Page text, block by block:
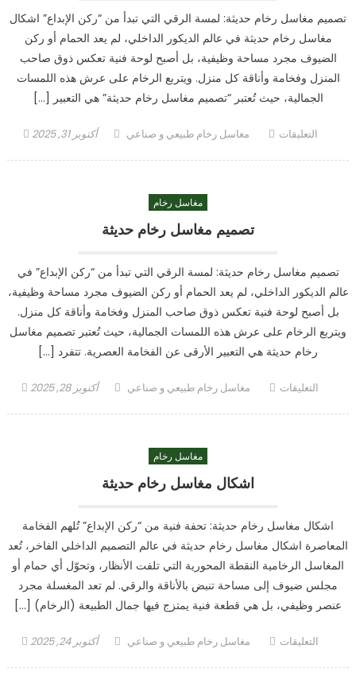
تصميم مغاسل رخام حديثة: لمسة الرقي التي تبدأ من “ركن الإبداع” اشكال
مغاسل رخام حديثة في عالم الديكور الداخلي، لم يعد الحمام أو ركن
الضيوف مجرد مساحة وظيفية، بل أصبح لوحة فنية تعكس ذوق صاحب
المنزل وفخامة وأناقة كل منزل. ويتربع الرخام على عرش هذه اللمسات
الجمالية، حيث تُعتبر “تصميم مغاسل رخام حديثة” هي التعبير […]
Posted أكتوبر 31, 2025 Author
مغاسل رخام طبيعي و صناعي التعليقاتعلى
مغاسل رخام
تصميم مغاسل رخام حديثة
تصميم مغاسل رخام حديثة: لمسة الرقي التي تبدأ من “ركن الإبداع” في
عالم الديكور الداخلي، لم يعد الحمام أو ركن الضيوف مجرد مساحة وظيفية،
بل أصبح لوحة فنية تعكس ذوق صاحب المنزل وفخامة وأناقة كل منزل.
ويتربع الرخام على عرش هذه اللمسات الجمالية، حيث تُعتبر تصميم مغاسل
رخام حديثة هي التعبير الأرقى عن الفخامة العصرية. تتفرد […]
Posted أكتوبر 28, 2025 Author
مغاسل رخام طبيعي و صناعي التعليقات
مغاسل رخام
اشكال مغاسل رخام حديثة
اشكال مغاسل رخام حديثة: تحفة فنية من “ركن الإبداع” تُلهم الفخامة
المعاصرة اشكال مغاسل رخام حديثة في عالم التصميم الداخلي الفاخر، تُعد
المغاسل الرخامية النقطة المحورية التي تلفت الأنظار، وتحوّل أي حمام أو
مجلس ضيوف إلى مساحة تنبض بالأناقة والرقي. لم تعد المغسلة مجرد
عنصر وظيفي، بل هي قطعة فنية يمتزج فيها جمال الطبيعة (الرخام) […]
Posted أكتوبر 24, 2025 Author
مغاسل رخام طبيعي و صناعي التعليقات